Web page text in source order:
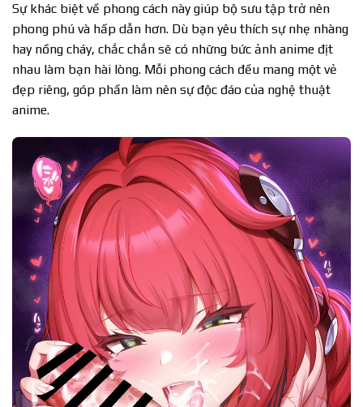
Sự khác biệt về phong cách này giúp bộ sưu tập trở nên
phong phú và hấp dẫn hơn. Dù bạn yêu thích sự nhẹ nhàng
hay nồng cháy, chắc chắn sẽ có những bức ảnh anime địt
nhau làm bạn hài lòng. Mỗi phong cách đều mang một vẻ
đẹp riêng, góp phần làm nên sự độc đáo của nghệ thuật
anime.